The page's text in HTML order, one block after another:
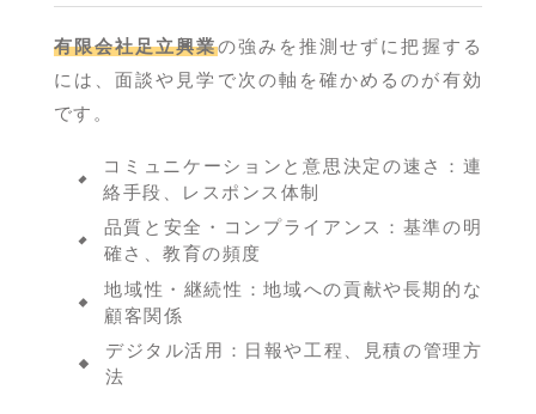
有限会社足立興業の強みを推測せずに把握する
には、面談や見学で次の軸を確かめるのが有効
です。
コミュニケーションと意思決定の速さ：連
絡手段、レスポンス体制
品質と安全・コンプライアンス：基準の明
確さ、教育の頻度
地域性・継続性：地域への貢献や長期的な
顧客関係
デジタル活用：日報や工程、見積の管理方
法